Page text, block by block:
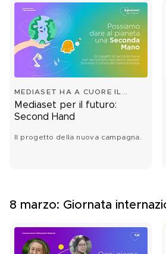
MEDIASET HA A CUORE IL
FUTURO
Mediaset per il futuro:
Second Hand
Il progetto della nuova campagna.